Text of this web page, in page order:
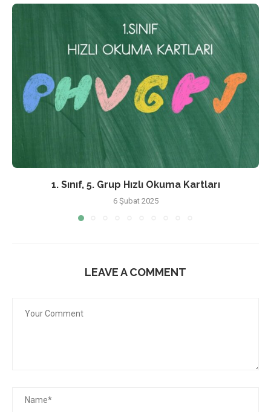
1. Sınıf, 5. Grup Hızlı Okuma Kartları
6 Şubat 2025
LEAVE A COMMENT